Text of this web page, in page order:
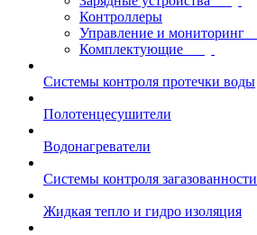
Контроллеры
Управление и мониторинг
Комплектующие
Системы контроля протечки воды
Полотенцесушители
Водонагреватели
Системы контроля загазованности
Жидкая тепло и гидро изоляция